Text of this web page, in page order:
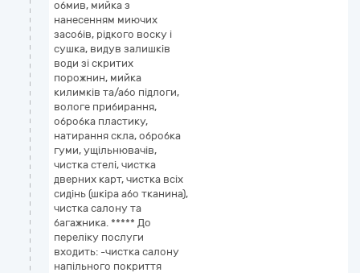
обмив, мийка з
нанесенням миючих
засобів, рідкого воску і
сушка, видув залишків
води зі скритих
порожнин, мийка
килимків та/або підлоги,
вологе прибирання,
обробка пластику,
натирання скла, обробка
гуми, ущільнювачів,
чистка стелі, чистка
дверних карт, чистка всіх
сидінь (шкіра або тканина),
чистка салону та
багажника. ***** До
переліку послуги
входить: -чистка салону
напільного покриття